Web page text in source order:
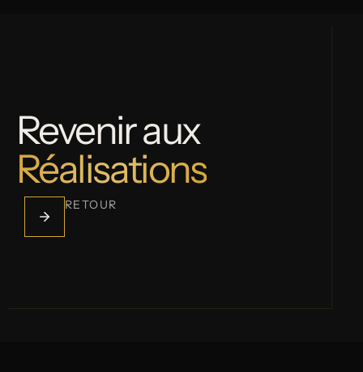
Revenir aux
Réalisations
RETOUR